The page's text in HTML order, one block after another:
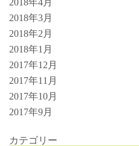
2018年4月
2018年3月
2018年2月
2018年1月
2017年12月
2017年11月
2017年10月
2017年9月
カテゴリー